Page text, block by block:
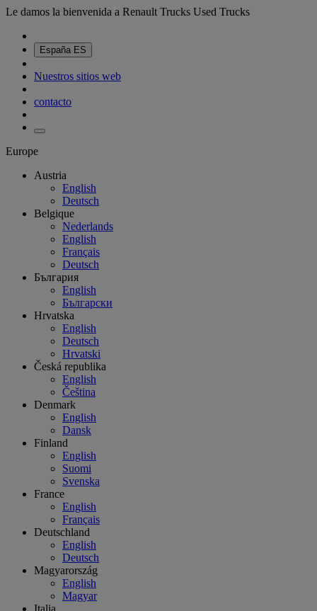
Le damos la bienvenida a Renault Trucks Used Trucks
España ES
Nuestros sitios web
contacto
Europe
Austria
English
Deutsch
Belgique
Nederlands
English
Français
Deutsch
България
English
Български
Hrvatska
English
Deutsch
Hrvatski
Česká republika
English
Čeština
Denmark
English
Dansk
Finland
English
Suomi
Svenska
France
English
Français
Deutschland
English
Deutsch
Magyarország
English
Magyar
Italia